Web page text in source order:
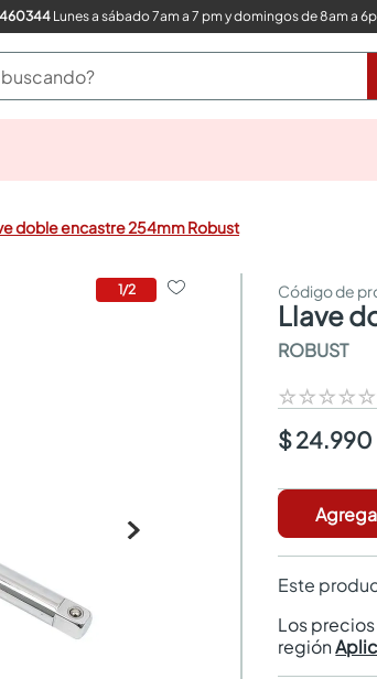
📞(601) 7460344Lunes a sábado 7am a 7 pm y domingos de 8am a
doble encastre 254mm Robust
1/2
llave
ROBUST
☆☆☆☆☆
$ 24.990
Este
Los
región